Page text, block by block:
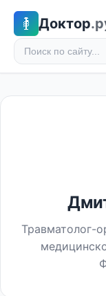
Доктор
Травматолог-